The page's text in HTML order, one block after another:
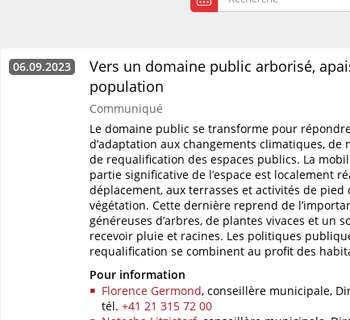
06.09.2023
Vers un domaine public arborisé,
population
Communiqué
Le domaine public se transforme pour
d’adaptation aux changements climatiques,
de requalification des espaces publics. La
partie significative de l’espace est localement
déplacement, aux terrasses et activités de pied
végétation. Cette dernière reprend de
généreuses d’arbres, de plantes vivaces et un
recevoir pluie et racines. Les politiques
requalification se combinent au profit des
Pour information
Florence Germond, conseillère municipale,
tél. +41 21 315 72 00